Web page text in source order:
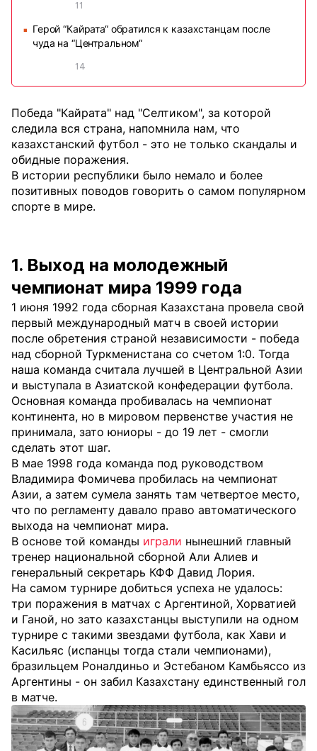
11
■
Герой “Кайрата“ обратился к казахстанцам после
чуда на “Центральном“
14
Победа "Кайрата" над "Селтиком", за которой
следила вся страна, напомнила нам, что
казахстанский футбол - это не только скандалы и
обидные поражения.
В истории республики было немало и более
позитивных поводов говорить о самом популярном
спорте в мире.
1. Выход на молодежный
чемпионат мира 1999 года
1 июня 1992 года сборная Казахстана провела свой
первый международный матч в своей истории
после обретения страной независимости - победа
над сборной Туркменистана со счетом 1:0. Тогда
наша команда считала лучшей в Центральной Азии
и выступала в Азиатской конфедерации футбола.
Основная команда пробивалась на чемпионат
континента, но в мировом первенстве участия не
принимала, зато юниоры - до 19 лет - смогли
сделать этот шаг.
В мае 1998 года команда под руководством
Владимира Фомичева пробилась на чемпионат
Азии, а затем сумела занять там четвертое место,
что по регламенту давало право автоматического
выхода на чемпионат мира.
В основе той команды играли нынешний главный
тренер национальной сборной Али Алиев и
генеральный секретарь КФФ Давид Лория.
На самом турнире добиться успеха не удалось:
три поражения в матчах с Аргентиной, Хорватией
и Ганой, но зато казахстанцы выступили на одном
турнире с такими звездами футбола, как Хави и
Касильяс (испанцы тогда стали чемпионами),
бразильцем Роналдиньо и Эстебаном Камбьяссо из
Аргентины - он забил Казахстану единственный гол
в матче.